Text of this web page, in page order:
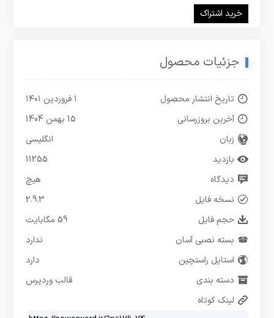
خرید اشتراک
جزئیات محصول
تاریخ انتشار محصول
۱ فروردین ۱۴۰۱
آخرین بروزرسانی
15 بهمن 1404
زبان
انگلیسی
بازدید
11255
دیدگاه
هیچ
نسخه فایل
2.9.3
حجم فایل
59 مگابایت
بسته نصبی آسان
ندارد
استایل راستچین
دارد
دسته بندی
قالب وردپرس
لینک کوتاه